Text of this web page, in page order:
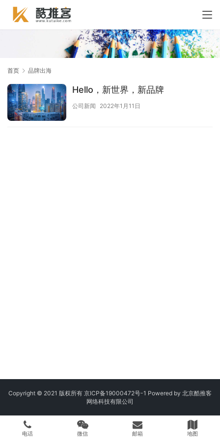
首页 品牌出海
Hello，新世界，新品牌
公司新闻 2022年1月11日
Copyright © 2021 版权所有 京ICP备19000472号-1 Powered by 北京酷推客
网络科技有限公司
电话 微信 邮箱 地图